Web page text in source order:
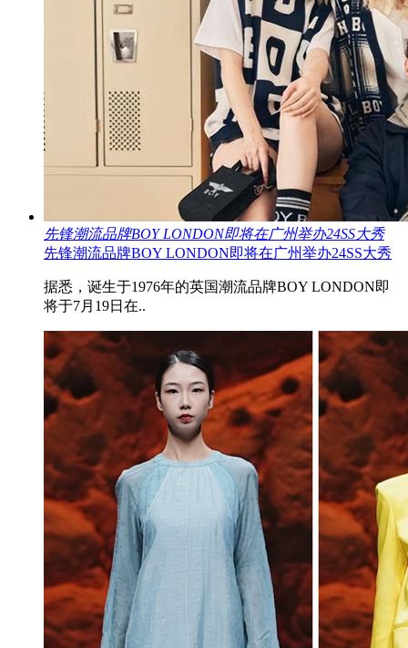
先锋潮流品牌BOY LONDON即将在广州举办24SS大秀
先锋潮流品牌BOY LONDON即将在广州举办24SS大秀
据悉，诞生于1976年的英国潮流品牌BOY LONDON即
将于7月19日在..